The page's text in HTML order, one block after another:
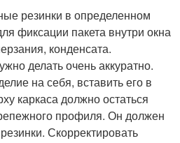
резинки в определенном
фиксации пакета внутри окна
конденсата.
делать очень аккуратно.
на себя, вставить его в
каркаса должно остаться
профиля. Он должен
Скорректировать